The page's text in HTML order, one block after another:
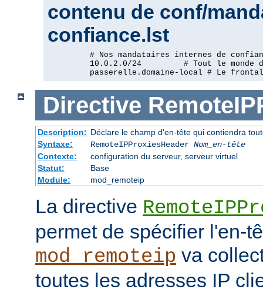
contenu de conf/
confiance.lst
# Nos mandataires internes de
10.0.2.0/24         # Tout le monde
passerelle.domaine-local # Le
Directive
Description: Déclare le champ d'en-tête qui contiendra
Syntaxe:
RemoteIPProxiesHeader Nom_en-tête
Contexte:
configuration du serveur, serveur virtuel
Statut:
Base
Module:
mod_remoteip
La directive
permet de spécifier l'en-
mod_remoteip va
toutes les adresses IP